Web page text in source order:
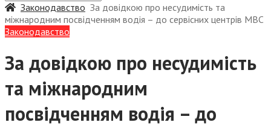
Законодавство За довідкою про несудимість та
міжнародним посвідченням водія – до сервісних центрів МВС
Законодавство
За довідкою про несудимість
та міжнародним
посвідченням водія – до